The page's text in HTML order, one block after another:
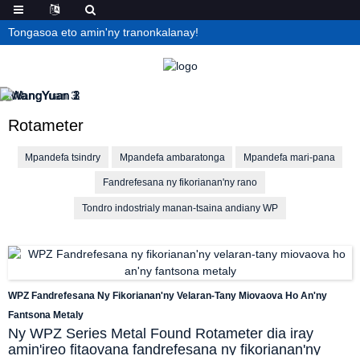
Tongasoa eto amin'ny tranonkalanay!
Rotameter
Mpandefa tsindry Mpandefa ambaratonga Mpandefa mari-pana
Fandrefesana ny fikorianan'ny rano
Tondro indostrialy manan-tsaina andiany WP
WPZ Fandrefesana Ny Fikorianan'ny Velaran-Tany Miovaova Ho An'ny
Fantsona Metaly
Ny WPZ Series Metal Found Rotameter dia iray
amin'ireo fitaovana fandrefesana ny fikorianan'ny